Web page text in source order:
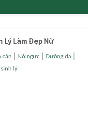
Lý Làm Đẹp Nữ
cân Nở ngực Dưỡng da|
sinh lý